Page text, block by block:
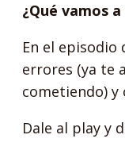
¿Qué vamos
En el episodio
errores (ya te
cometiendo) y
Dale al play y